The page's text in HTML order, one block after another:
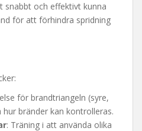
snabbt och effektivt kunna
för att förhindra spridning
för brandtriangeln (syre,
bränder kan kontrolleras.
: Träning i att använda olika